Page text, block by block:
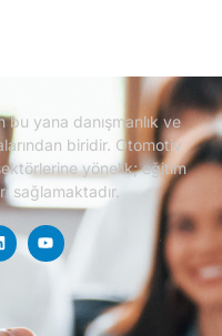
bu yana danışmanlık ve
biridir. Otomotiv
yönelik; eğitim
sağlamaktadır.